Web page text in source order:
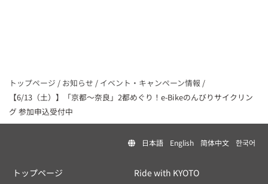
トップページ / お知らせ / イベント・キャンペーン情報 /
【6/13（土）】「京都〜奈良」2都めぐり！e-Bikeのんびりサイクリン
グ 参加申込受付中
日本語 English 简体中文 한국어
トップページ Ride with KYOTO